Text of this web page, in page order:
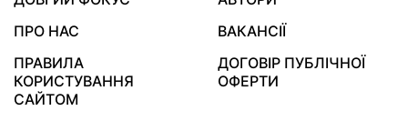
ПРО НАС
ВАКАНСІЇ
ПРАВИЛА
КОРИСТУВАННЯ
САЙТОМ
ДОГОВІР ПУБЛІЧНОЇ
ОФЕРТИ